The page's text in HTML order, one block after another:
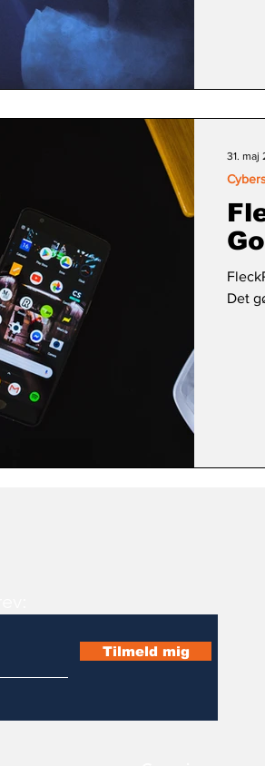
Det
31. maj
Tilmeld mig